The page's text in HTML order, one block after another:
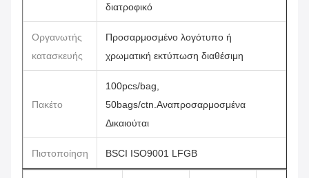
διατροφικό
Οργανωτής
κατασκευής
Προσαρμοσμένο λογότυπο ή
χρωματική εκτύπωση διαθέσιμη
Πακέτο
100pcs/bag,
50bags/ctn.Αναπροσαρμοσμένα
Δικαιούται
Πιστοποίηση BSCI ISO9001 LFGB